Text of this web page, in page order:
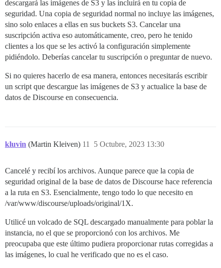
descargará las imágenes de S3 y las incluirá en tu copia de
seguridad. Una copia de seguridad normal no incluye las imágenes,
sino solo enlaces a ellas en sus buckets S3. Cancelar una
suscripción activa eso automáticamente, creo, pero he tenido
clientes a los que se les activó la configuración simplemente
pidiéndolo. Deberías cancelar tu suscripción o preguntar de nuevo.
Si no quieres hacerlo de esa manera, entonces necesitarás escribir
un script que descargue las imágenes de S3 y actualice la base de
datos de Discourse en consecuencia.
kluvin (Martin Kleiven) 5 Octubre, 2023 13:30
11
Cancelé y recibí los archivos. Aunque parece que la copia de
seguridad original de la base de datos de Discourse hace referencia
a la ruta en S3. Esencialmente, tengo todo lo que necesito en
/var/www/discourse/uploads/original/1X.
Utilicé un volcado de SQL descargado manualmente para poblar la
instancia, no el que se proporcionó con los archivos. Me
preocupaba que este último pudiera proporcionar rutas corregidas a
las imágenes, lo cual he verificado que no es el caso.